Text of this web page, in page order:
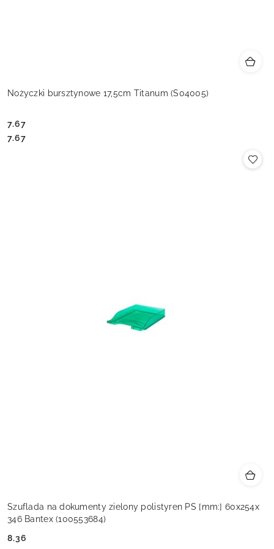
Nożyczki bursztynowe 17,5cm Titanum (S04005)
Cena:
7.67
Cena:
7.67
Szuflada na dokumenty zielony polistyren PS [mm:] 60x254x
346 Bantex (100553684)
8.36